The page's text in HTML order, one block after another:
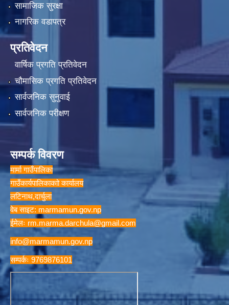
सामाजिक सुरक्षा
नागरिक वडापत्र
प्रतिवेदन
वार्षिक प्रगति प्रतिवेदन
चौमासिक प्रगति प्रतिवेदन
सार्वजनिक सुनुवाई
सार्वजनिक परीक्षण
सम्पर्क विवरण
मार्मा गाउँपालिका
गाउँकार्यपालिकाकाो कार्यालय
लटिनाथ,दार्चुला
वेब साइट: marmamun.gov.np
ईमेलः rm.marma.darchula@gmail.com
info@marmamun.gov.np
सम्पर्कः 9769876101